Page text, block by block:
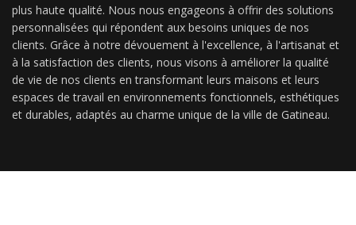
plus haute qualité. Nous nous engageons à offrir des solutions
personnalisées qui répondent aux besoins uniques de nos
clients. Grâce à notre dévouement à l'excellence, à l'artisanat et
à la satisfaction des clients, nous visons à améliorer la qualité
de vie de nos clients en transformant leurs maisons et leurs
espaces de travail en environnements fonctionnels, esthétiques
et durables, adaptés au charme unique de la ville de Gatineau.